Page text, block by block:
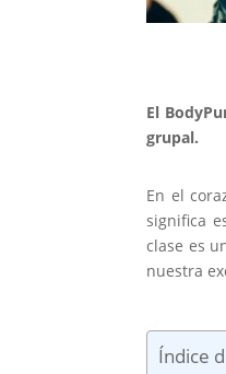
El
grupal.
En el
significa
clase es
nuestra
Índice